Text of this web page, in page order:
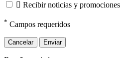
 Recibir noticias y promociones
* Campos requeridos
Cancelar Enviar